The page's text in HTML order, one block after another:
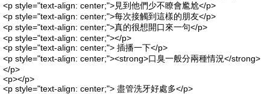
<p style="text-align: center;">見到他們少不瞭會尷尬</p>
<p style="text-align: center;">每次接觸到這樣的朋友</p>
<p style="text-align: center;">真的很想開口來一句</p>
<p style="text-align: center;"></p>
<p style="text-align: center;"> 插播一下</p>
<p style="text-align: center;"><strong>口臭一般分兩種情況</strong>
</p>
<p></p>
<p style="text-align: center;"> 盡管洗牙好處多</p>